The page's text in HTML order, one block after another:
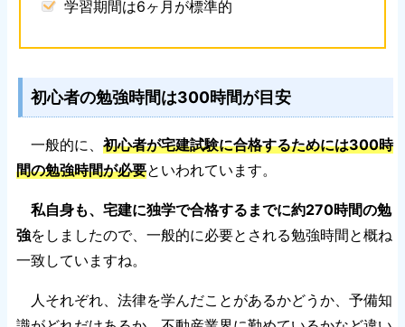
学習期間は6ヶ月が標準的
初心者の勉強時間は300時間が目安
一般的に、 初心者が宅建試験に合格するためには300時
間の勉強時間が必要といわれています。
私自身も、宅建に独学で合格するまでに約270時間の勉
強をしましたので、一般的に必要とされる勉強時間と概ね
一致していますね。
人それぞれ、法律を学んだことがあるかどうか、予備知